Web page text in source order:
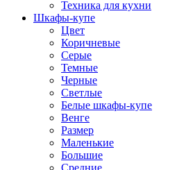
Техника для кухни
Шкафы-купе
Цвет
Коричневые
Серые
Темные
Черные
Светлые
Белые шкафы-купе
Венге
Размер
Маленькие
Большие
Средние